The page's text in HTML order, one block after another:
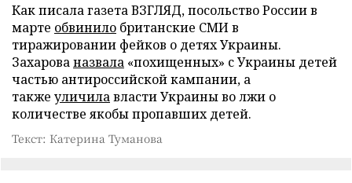
Как писала газета ВЗГЛЯД, посольство России в
марте обвинило британские СМИ в
тиражировании фейков о детях Украины.
Захарованазвала «похищенных» с Украины детей
частью антироссийской кампании, а
также уличилавласти Украины во лжи о
количестве якобы пропавших детей.
Текст: Катерина Туманова